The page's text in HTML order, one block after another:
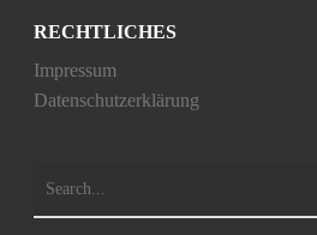
RECHTLICHES
Impressum
Datenschutzerklärung